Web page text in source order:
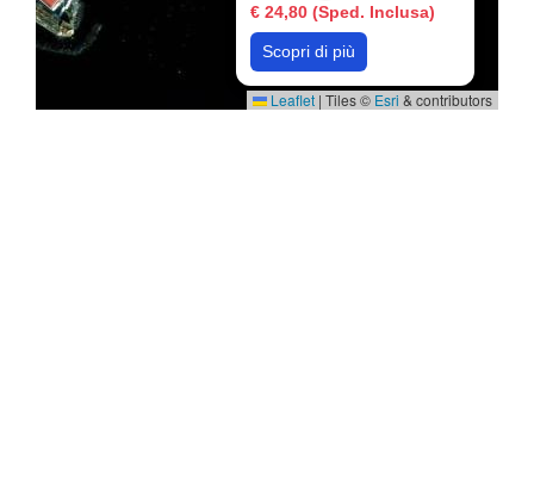
€ 24,80 (Sped. Inclusa)
Scopri di più
Leaflet | Tiles © Esri & contributors